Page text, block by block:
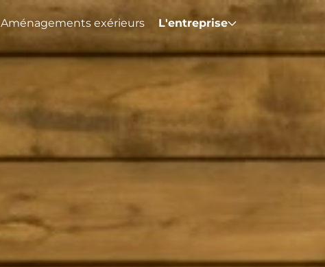
Aménagements exérieurs L'entreprise